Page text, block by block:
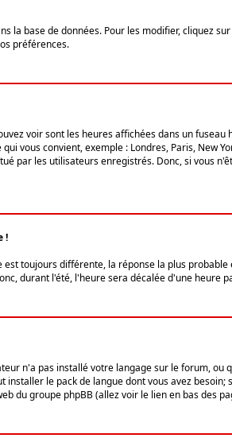
la base de données. Pour les modifier, cliquez
préférences.
voir sont les heures affichées dans un
vous convient, exemple : Londres, Paris, New
par les utilisateurs enregistrés. Donc, si vous
!
toujours différente, la réponse la plus
durant l'été, l'heure sera décalée d'une heure
n'a pas installé votre langage sur le forum,
le pack de langue dont vous avez
du groupe phpBB (allez voir le lien en bas des